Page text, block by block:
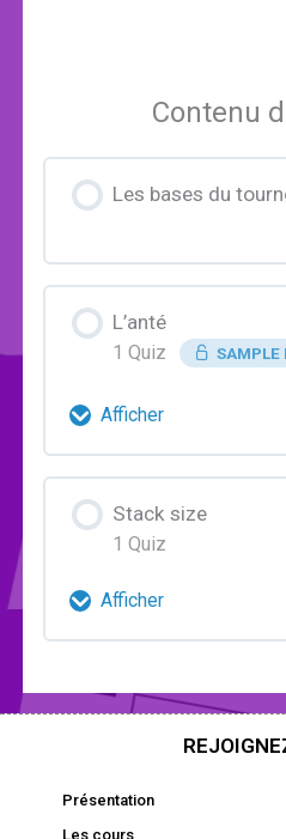
Contenu
Les bases du
L’anté
1 Quiz SAMPLE
Afficher
Contenu de la
Quiz L’anté
Stack size
1 Quiz
Afficher
Quiz Stack size
Présentation
Les cours